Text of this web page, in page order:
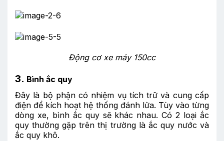
Động cơ xe máy 150cc
3. Bình ắc quy
Đây là bộ phận có nhiệm vụ tích trữ và cung cấp
điện để kích hoạt hệ thống đánh lửa. Tùy vào từng
dòng xe, bình ắc quy sẽ khác nhau. Có 2 loại ắc
quy thường gặp trên thị trường là ắc quy nước và
ắc quy khô.